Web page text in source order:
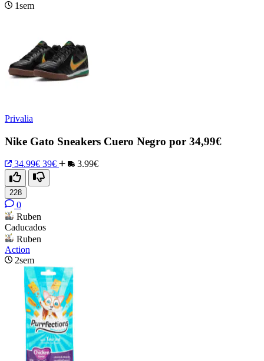
1sem
Privalia
Nike Gato Sneakers Cuero Negro por 34,99€
34.99€ 39€ 3.99€
228
0
Ruben
Caducados
Ruben
Action
2sem